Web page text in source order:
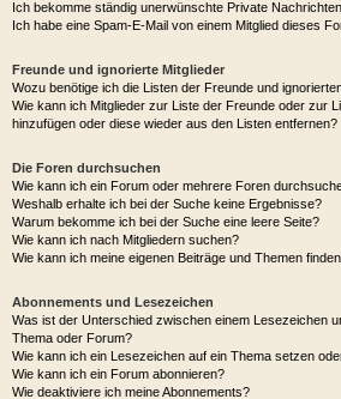
Weshalb werden verschiedene Benutzergruppen farbig
Was ist eine Hauptgruppe?
Private Nachrichten
Ich kann keine Privaten Nachrichten verschicken!
Ich bekomme ständig unerwünschte Private Nachrichten!
Freunde und ignorierte Mitglieder
Wozu benötige ich die Listen der Freunde und ignorierten
Wie kann ich Mitglieder zur Liste der Freunde oder zur
hinzufügen oder diese wieder aus den Listen entfernen?
Wie kann ich ein Forum oder mehrere Foren
Weshalb erhalte ich bei der Suche keine Ergebnisse?
Warum bekomme ich bei der Suche eine leere Seite?
Wie kann ich nach Mitgliedern suchen?
Wie kann ich meine eigenen Beiträge und Themen finden?